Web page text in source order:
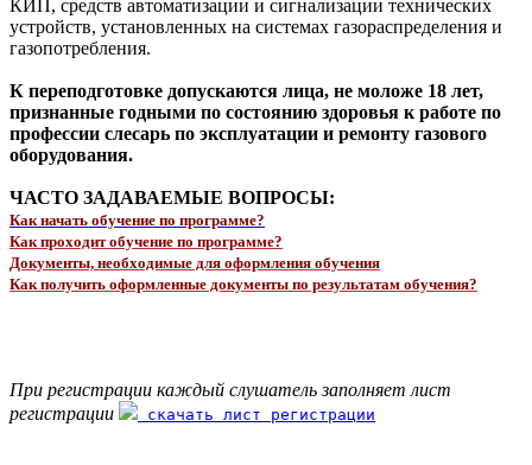
КИП, средств автоматизации и сигнализации технических
устройств, установленных на системах газораспределения и
газопотребления.
К переподготовке допускаются лица, не моложе 18 лет,
признанные годными по состоянию здоровья к работе по
профессии слесарь по эксплуатации и ремонту газового
оборудования.
ЧАСТО ЗАДАВАЕМЫЕ ВОПРОСЫ:
Как начать обучение по программе?
Как проходит обучение по программе?
Документы, необходимые для оформления обучения
Как получить оформленные документы по результатам обучения?
При регистрации каждый слушатель заполняет лист
регистрации
скачать лист регистрации